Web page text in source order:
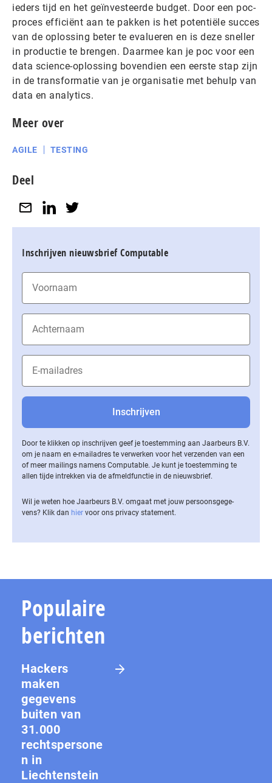
ieders tijd en het geïnvesteerde budget. Door een poc-
proces efficiënt aan te pakken is het potentiële succes
van de oplossing beter te evalueren en is deze sneller
in productie te brengen. Daarmee kan je poc voor een
data science-oplossing bovendien een eerste stap zijn
in de transformatie van je organisatie met behulp van
data en analytics.
Meer over
AGILE TESTING
Deel
Inschrijven nieuwsbrief Computable
Door te klikken op inschrijven geef je toestemming aan Jaarbeurs B.V.
om je naam en e-mailadres te verwerken voor het verzenden van een
of meer mailings namens Computable. Je kunt je toestemming te
allen tijde intrekken via de af­meld­func­tie in de nieuwsbrief.
Wil je weten hoe Jaarbeurs B.V. omgaat met jouw per­soons­ge­ge­
vens? Klik dan hier voor ons privacy statement.
Populaire
berichten
Hackers
maken
gegevens
buiten van
31.000
rechtspersone
n in
Liechtenstein